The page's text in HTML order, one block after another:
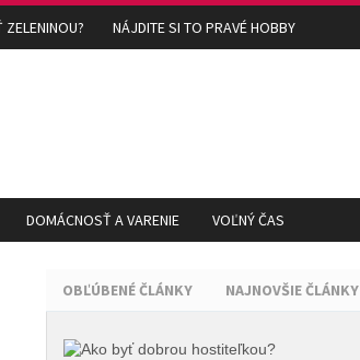
NÁJDITE SI TO PRAVÉ HOBBY
DOMÁCNOSŤ A VARENIE VOĽNÝ ČAS
OBĽÚBENÉ ČLÁNKY NAJNOVŠIE ČLÁNKY